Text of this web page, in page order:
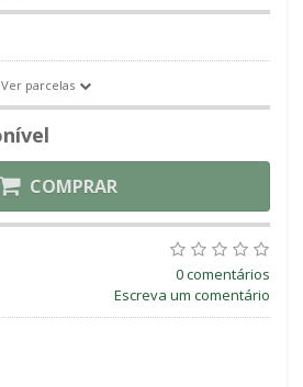
Ver parcelas
COMPRAR
0 comentários
Escreva um comentário